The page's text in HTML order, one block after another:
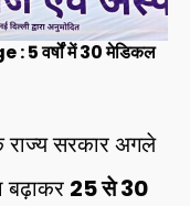
:5 वर्षों में 30 मेडिकल
राज्य सरकार अगले
बढ़ाकर 25 से 30